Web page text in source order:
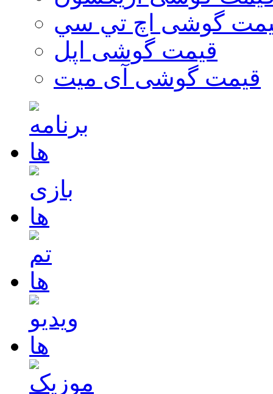
گوشی اچ تي سي
قیمت گوشی اپل
قیمت گوشی آی میت